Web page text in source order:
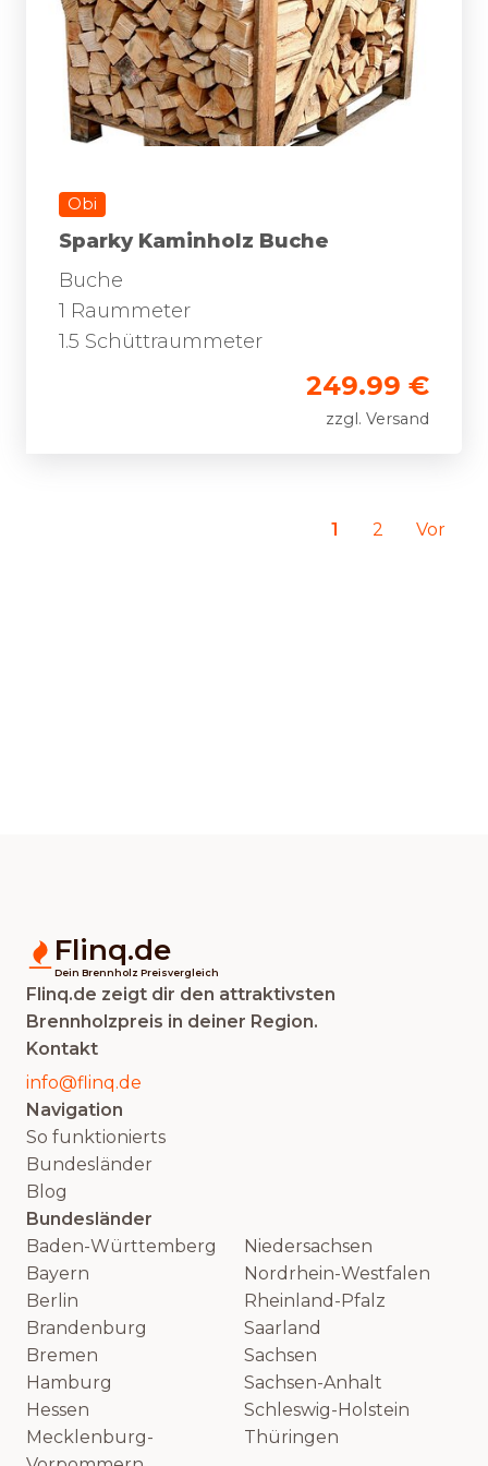
Obi
Sparky Kaminholz Buche
Buche
1 Raummeter
1.5 Schüttraummeter
249.99 €
zzgl. Versand
1 2 Vor
Flinq.de
Dein Brennholz Preisvergleich
Flinq.de zeigt dir den attraktivsten
Brennholzpreis in deiner Region.
Kontakt
info@flinq.de
Navigation
So funktionierts
Bundesländer
Blog
Bundesländer
Baden-Württemberg
Bayern
Berlin
Brandenburg
Bremen
Hamburg
Hessen
Mecklenburg-
Niedersachsen
Nordrhein-Westfalen
Rheinland-Pfalz
Saarland
Sachsen
Sachsen-Anhalt
Schleswig-Holstein
Thüringen